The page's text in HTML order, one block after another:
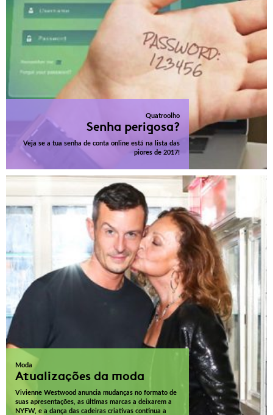
Quatroolho
Senha perigosa?
Veja se a tua senha de conta online está na lista das
piores de 2017!
Moda
Atualizações da moda
Vivienne Westwood anuncia mudanças no formato de
suas apresentações, as últimas marcas a deixarem a
NYFW, e a dança das cadeiras criativas continua a